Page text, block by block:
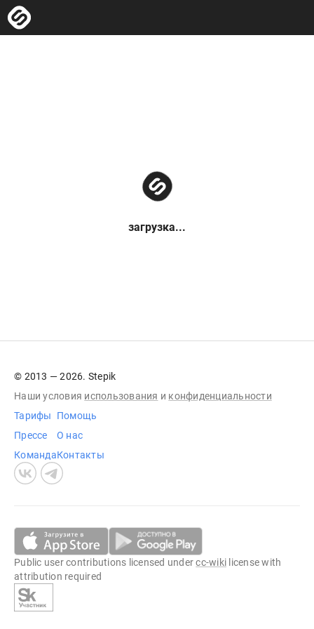
загрузка...
© 2013 — 2026. Stepik
Наши условия использования и конфиденциальности
Тарифы
Прессе
Команда
Помощь
О нас
Контакты
Public user contributions licensed undercc-wiki license with
attribution required